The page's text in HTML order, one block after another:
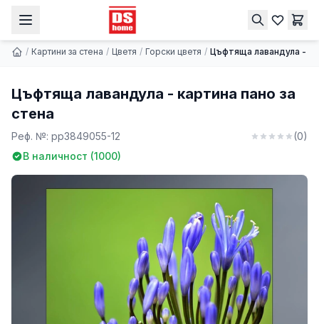
/ Картини за стена / Цветя / Горски цветя / Цъфтяща лавандула -
Цъфтяща лавандула - картина пано за
стена
Реф. №: pp3849055-12 (0)
В наличност (1000)
9.74 € | 19.05 лв. Купи